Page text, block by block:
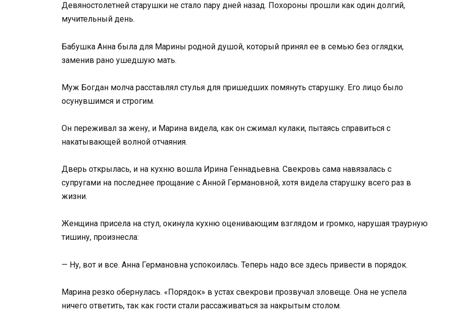
Девяностолетней старушки не стало пару дней назад. Похороны прошли как один долгий,
мучительный день.
Бабушка Анна была для Марины родной душой, который принял ее в семью без оглядки,
заменив рано ушедшую мать.
Муж Богдан молча расставлял стулья для пришедших помянуть старушку. Его лицо было
осунувшимся и строгим.
Он переживал за жену, и Марина видела, как он сжимал кулаки, пытаясь справиться с
накатывающей волной отчаяния.
Дверь открылась, и на кухню вошла Ирина Геннадьевна. Свекровь сама навязалась с
супругами на последнее прощание с Анной Германовной, хотя видела старушку всего раз в
жизни.
Женщина присела на стул, окинула кухню оценивающим взглядом и громко, нарушая траурную
тишину, произнесла:
— Ну, вот и все. Анна Германовна успокоилась. Теперь надо все здесь привести в порядок.
Марина резко обернулась. «Порядок» в устах свекрови прозвучал зловеще. Она не успела
ничего ответить, так как гости стали рассаживаться за накрытым столом.